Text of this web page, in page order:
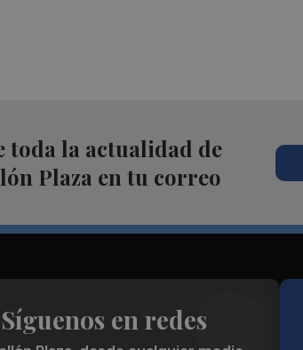
toda la actualidad de
Plaza en tu correo
Síguenos en redes